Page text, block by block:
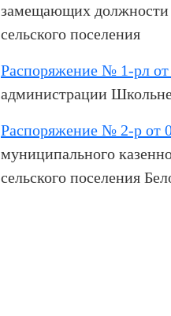
замещающих
сельского поселения
Распоряжение № 1-рл от
администрации
Распоряжение № 2-р от
муниципального
сельского поселения